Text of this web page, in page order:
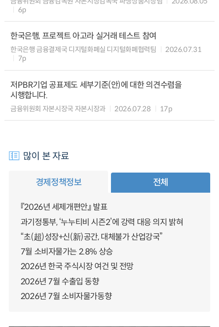
6p
한국은행, 프로젝트 아고라 실거래 테스트 참여
한국은행 금융결제국 디지털화폐실 디지털화폐협력팀
2026.07.31
7p
저PBR기업 공표제도 세부기준(안)에 대한 의견수렴을
시행합니다.
금융위원회 자본시장국 자본시장과 2026.07.28 17p
많이 본 자료
경제정책정보 전체
『2026년 세제개편안』 발표
과기정통부, ‘누누티비 시즌2’에 강력 대응 의지 밝혀
“초(超)성장+신(新)공간, 대체불가 산업강국”
7월 소비자물가는 2.8% 상승
2026년 한국 주식시장 여건 및 전망
2026년 7월 수출입 동향
2026년 7월 소비자물가동향